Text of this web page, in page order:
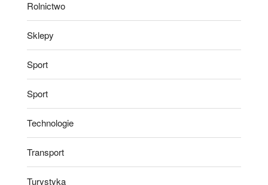
Rolnictwo
Sklepy
Sport
Sport
Technologie
Transport
Turystyka